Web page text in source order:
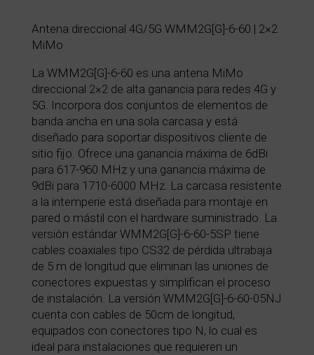
Antena direccional 4G/5G WMM2G[G]-6-60 | 2×2
MiMo
La WMM2G[G]-6-60 es una antena MiMo
direccional 2×2 de alta ganancia para redes 4G y
5G. Incorpora dos conjuntos de elementos de
banda ancha en una sola carcasa y está
diseñado para soportar dispositivos cliente de
sitio fijo. Ofrece una ganancia máxima de 6dBi
para 617-960 MHz y una ganancia máxima de
9dBi para 1710-6000 MHz. La carcasa resistente
a la intemperie está diseñada para montaje en
pared o mástil con el hardware suministrado. La
versión estándar WMM2G[G]-6-60-5SP tiene
cables coaxiales tipo CS32 de pérdida ultrabaja
de 5 m de longitud que eliminan las uniones de
conectores expuestas y simplifican el proceso
de instalación. La versión WMM2G[G]-6-60-05NJ
cuenta con cables de 50cm de longitud,
equipados con conectores tipo N, lo cual es
ideal para instalaciones que requieren un